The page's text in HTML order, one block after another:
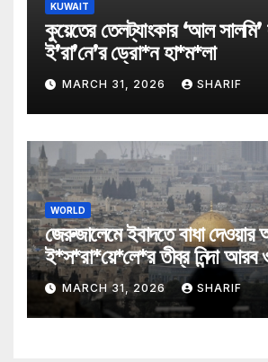
KUWAIT
কুয়েতের তেলট্যাংকার ‘আল
ই’রা’নে’র ড্রো*ন হা*ম*লা
MARCH 31, 2026 SHARIF
WORLD
জেরুজালেমে ইবাদতে বাধা দেওয়ার
ই*স*রা*য়ে*লে*র তীব্র নিন্দা আরব
মন্ত্রীদের
MARCH 31, 2026 SHARIF